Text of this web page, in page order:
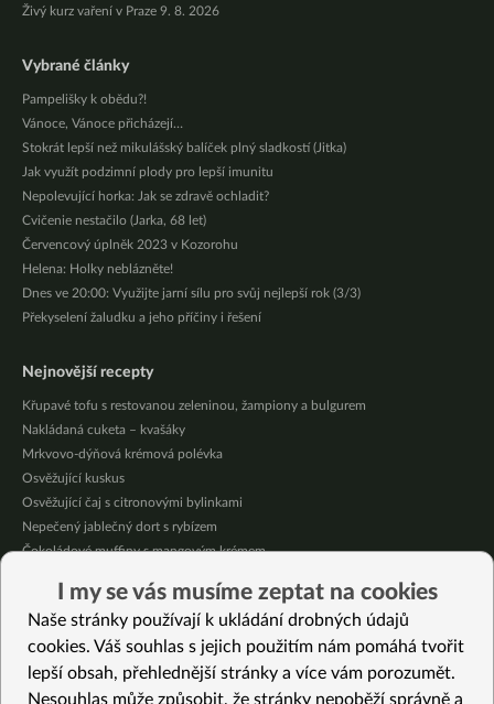
Živý kurz vaření v Praze 9. 8. 2026
Vybrané články
Pampelišky k obědu?!
Vánoce, Vánoce přicházejí…
Stokrát lepší než mikulášský balíček plný sladkostí (Jitka)
Jak využít podzimní plody pro lepší imunitu
Nepolevující horka: Jak se zdravě ochladit?
Cvičenie nestačilo (Jarka, 68 let)
Červencový úplněk 2023 v Kozorohu
Helena: Holky neblázněte!
Dnes ve 20:00: Využijte jarní sílu pro svůj nejlepší rok (3/3)
Překyselení žaludku a jeho příčiny i řešení
Nejnovější recepty
Křupavé tofu s restovanou zeleninou, žampiony a bulgurem
Nakládaná cuketa – kvašáky
Mrkvovo-dýňová krémová polévka
Osvěžující kuskus
Osvěžující čaj s citronovými bylinkami
Nepečený jablečný dort s rybízem
Čokoládové muffiny s mangovým krémem
Krémová zeleninová polévka s koprem a vločkami
Celozrnná rýže basmati se zeleninou
Vybrané recepty
I my se vás musíme zeptat na cookies
Naše stránky používají k ukládání drobných údajů
cookies. Váš souhlas s jejich použitím nám pomáhá tvořit
lepší obsah, přehlednější stránky a více vám porozumět.
Nesouhlas může způsobit, že stránky nepoběží správně a